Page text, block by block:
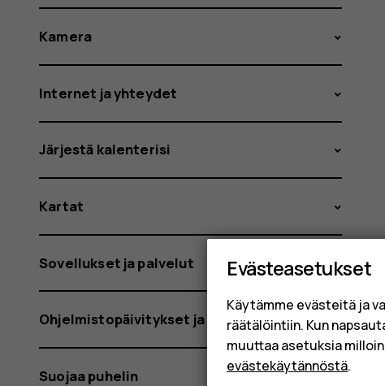
Kamera
Internet ja yhteydet
Järjestä kalenterisi
Kartat
Sovellukset ja palvelut
Ohjelmistopäivitykset ja varmuuskopiot
Suojaa puhelin
Evästeasetukset
Käytämme evästeitä ja
räätälöintiin. Kun
muuttaa asetuksia
evästekäytännöstä.